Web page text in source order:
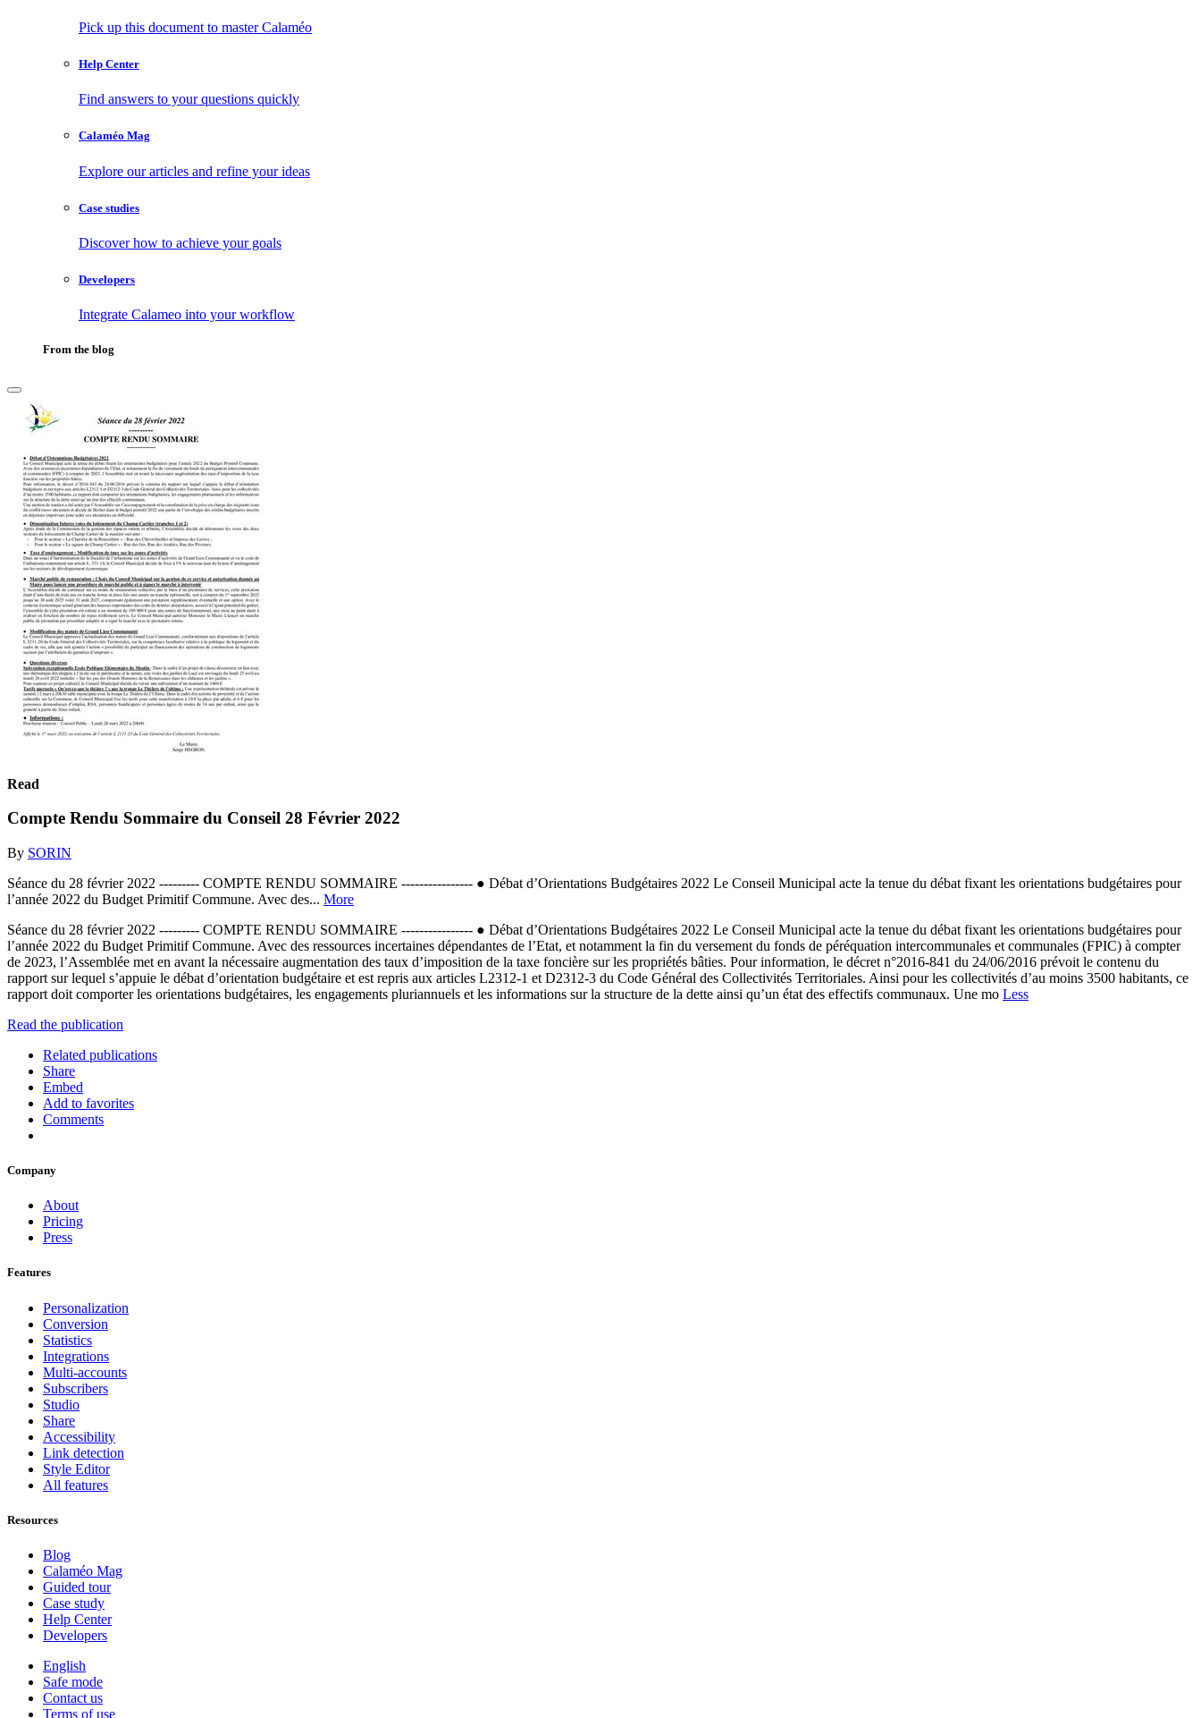
Pick up this document to master Calaméo
Help Center
Find answers to your questions quickly
Calaméo Mag
Explore our articles and refine your ideas
Case studies
Discover how to achieve your goals
Developers
Integrate Calameo into your workflow
From the blog
Read
Compte Rendu Sommaire du Conseil 28 Février 2022
By SORIN
Séance du 28 février 2022 --------- COMPTE RENDU SOMMAIRE ---------------- ● Débat d’Orientations Budgétaires 2022 Le Conseil Municipal acte la tenue du débat fixant les orientations budgétaires pour
l’année 2022 du Budget Primitif Commune. Avec des... More
Séance du 28 février 2022 --------- COMPTE RENDU SOMMAIRE ---------------- ● Débat d’Orientations Budgétaires 2022 Le Conseil Municipal acte la tenue du débat fixant les orientations budgétaires pour
l’année 2022 du Budget Primitif Commune. Avec des ressources incertaines dépendantes de l’Etat, et notamment la fin du versement du fonds de péréquation intercommunales et communales (FPIC) à compter
de 2023, l’Assemblée met en avant la nécessaire augmentation des taux d’imposition de la taxe foncière sur les propriétés bâties. Pour information, le décret n°2016-841 du 24/06/2016 prévoit le contenu du
rapport sur lequel s’appuie le débat d’orientation budgétaire et est repris aux articles L2312-1 et D2312-3 du Code Général des Collectivités Territoriales. Ainsi pour les collectivités d’au moins 3500 habitants, ce
rapport doit comporter les orientations budgétaires, les engagements pluriannuels et les informations sur la structure de la dette ainsi qu’un état des effectifs communaux. Une mo Less
Read the publication
Related publications
Share
Embed
Add to favorites
Comments
Company
About
Pricing
Press
Features
Personalization
Conversion
Statistics
Integrations
Multi-accounts
Subscribers
Studio
Share
Accessibility
Link detection
Style Editor
All features
Resources
Blog
Calaméo Mag
Guided tour
Case study
Help Center
Developers
English
Safe mode
Contact us
Terms of use